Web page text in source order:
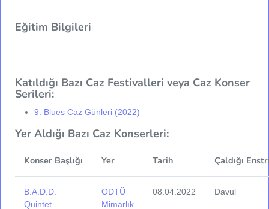
Eğitim Bilgileri
Katıldığı Bazı Caz Festivalleri veya Caz Konser
Serileri:
9. Blues Caz Günleri (2022)
Yer Aldığı Bazı Caz Konserleri:
Konser Başlığı Yer Tarih Çaldığı
B.A.D.D.
Quintet
ODTÜ
Mimarlık
08.04.2022 Davul